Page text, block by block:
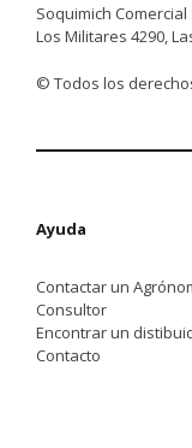
Soquimich Comercial
Los Militares 4290,
© Todos los
Ayuda
Contactar un
Consultor
Encontrar un
Contacto